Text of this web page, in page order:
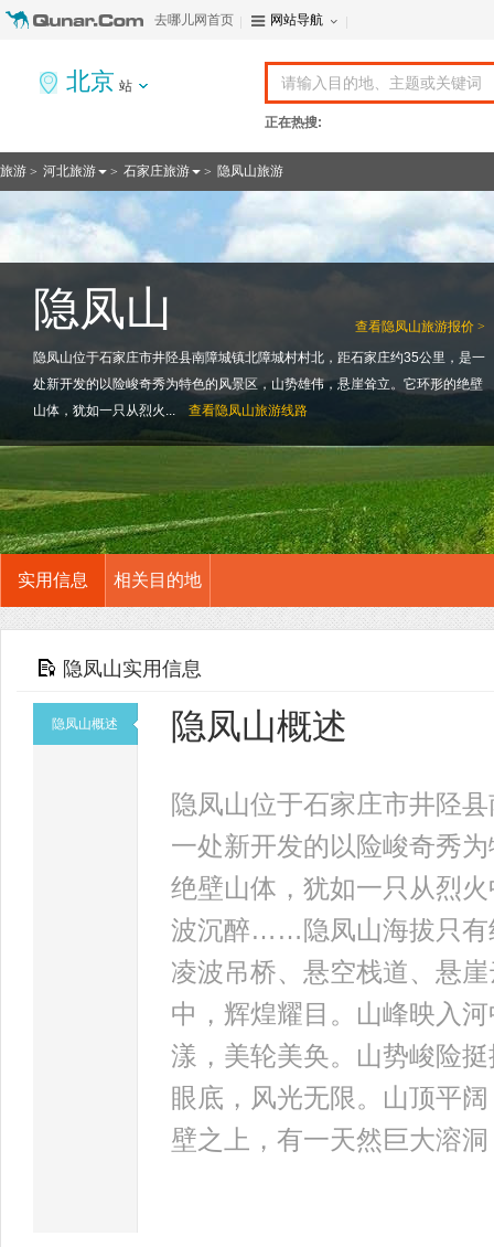
去哪儿网首页 网站导航
北京 站
正在热搜:
旅游 > 河北旅游 > 石家庄旅游 > 隐凤山旅游
查看隐凤山旅游报价 >
隐凤山
隐凤山位于石家庄市井陉县南障城镇北障城村村北，距石家庄约35公里，是一
处新开发的以险峻奇秀为特色的风景区，山势雄伟，悬崖耸立。它环形的绝壁
山体，犹如一只从烈火...
查看隐凤山旅游线路
实用信息 相关目的地
隐凤山实用信息
隐凤山概述 隐凤山概述
隐凤山位于石家庄市井陉
一处新开发的以险峻奇秀
绝壁山体，犹如一只从烈
波沉醉……隐凤山海拔只有
凌波吊桥、悬空栈道、悬
中，辉煌耀目。山峰映入
漾，美轮美奂。山势峻险
眼底，风光无限。山顶平
壁之上，有一天然巨大溶